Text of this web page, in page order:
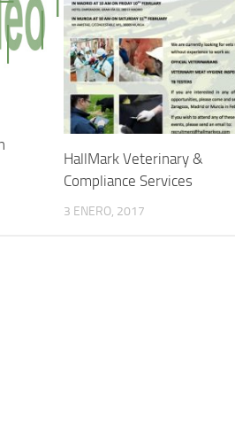
HallMark Veterinary &
Compliance Services
3 ENERO, 2017